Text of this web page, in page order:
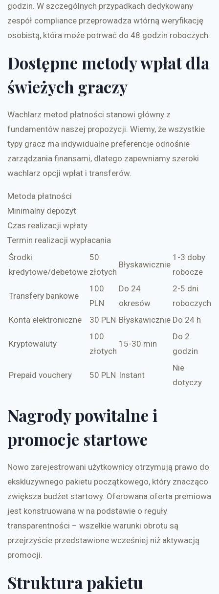
godzin. W szczególnych przypadkach dedykowany
zespół compliance przeprowadza wtórną weryfikację
osobistą, która może potrwać do 48 godzin roboczych.
Dostępne metody wpłat dla
świeżych graczy
Wachlarz metod płatności stanowi główny z
fundamentów naszej propozycji. Wiemy, że wszystkie
typy gracz ma indywidualne preferencje odnośnie
zarządzania finansami, dlatego zapewniamy szeroki
wachlarz opcji wpłat i transferów.
Metoda płatności
Minimalny depozyt
Czas realizacji wpłaty
Termin realizacji wypłacania
Środki
kredytowe/debetowe
50
złotych
Błyskawicznie
1-3 doby
robocze
Transfery bankowe
100
PLN
Do 24
okresów
2-5 dni
roboczych
Konta elektroniczne
30 PLN Błyskawicznie Do 24 h
Kryptowaluty
100
złotych
15-30 min
Do 2
godzin
Prepaid vouchery 50 PLN Instant
Nie
dotyczy
Nagrody powitalne i
promocje startowe
Nowo zarejestrowani użytkownicy otrzymują prawo do
ekskluzywnego pakietu początkowego, który znacząco
zwiększa budżet startowy. Oferowana oferta premiowa
jest konstruowana w na podstawie o reguły
transparentności – wszelkie warunki obrotu są
przejrzyście przedstawione wcześniej niż aktywacją
promocji.
Struktura pakietu